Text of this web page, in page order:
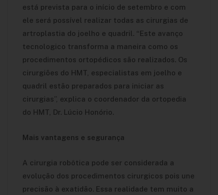
está prevista para o início de setembro e com
ele será possível realizar todas as cirurgias de
artroplastia do joelho e quadril. “Este avanço
tecnologico transforma a maneira como os
procedimentos ortopédicos são realizados. Os
cirurgiões do HMT, especialistas em joelho e
quadril estão preparados para iniciar as
cirurgias”, explica o coordenador da ortopedia
do HMT, Dr. Lúcio Honório.
Mais vantagens e segurança
A cirurgia robôtica pode ser considerada a
evolução dos procedimentos cirurgicos pois une
precisão à exatidão. Essa realidade tem muito a